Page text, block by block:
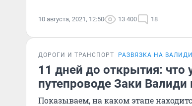
10 августа, 2021, 12:50 13 400 18
ДОРОГИ И ТРАНСПОРТ РАЗВЯЗКА НА
11 дней до открытия: что
путепроводе Заки Валиди
Показываем, на каком этапе